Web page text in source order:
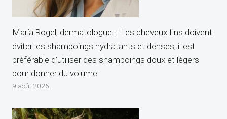
María Rogel, dermatologue : "Les cheveux fins doivent
éviter les shampoings hydratants et denses, il est
préférable d’utiliser des shampoings doux et légers
pour donner du volume"
9 août 2026